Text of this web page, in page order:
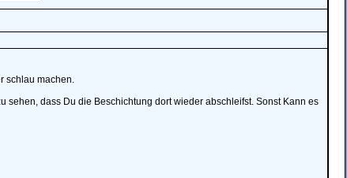
schlau machen.
sehen, dass Du die Beschichtung dort wieder abschleifst. Sonst Kann es